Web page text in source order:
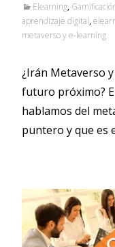
Elearning,
aprendizaje digital,
metaverso y e-learning
¿Irán Metaverso
futuro próximo?
hablamos del
puntero y que es